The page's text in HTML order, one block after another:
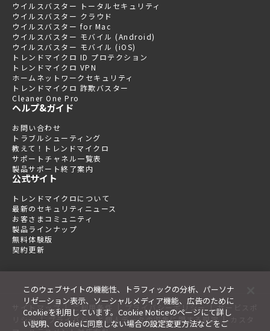
ウイルスバスター トータルセキュリティ
ウイルスバスター クラウド
ウイルスバスター for Mac
ウイルスバスター モバイル (Android)
ウイルスバスター モバイル (iOS)
トレンドマイクロ ID プロテクション
トレンドマイクロ VPN
ホームネットワークセキュリティ
トレンドマイクロ 詐欺バスター
Cleaner One Pro
ヘルプ&ガイド
お問い合わせ
トラブルシューティング
教えて！トレンドマイクロ
サポートチャネル一覧表
製品サポート終了案内
公式サイト
トレンドマイクロについて
最新のセキュリティニュース
お客さまコミュニティ
製品ラインナップ
無料体験版
契約更新
サイトマップ | ご利用条件 プライバシーポリシー | サービスポ
リシー | プライバシーと個人データの収集に関する規定 |
このウェブサイトの機能性、トラフィックの分析、パーソナ
リゼーション表示、ソーシャルメディア機能、広告のために
Cookieを利用しています。Cookie Noticeのページにて詳し
い説明、Cookieに同意しない場合の設定変更方法などをご